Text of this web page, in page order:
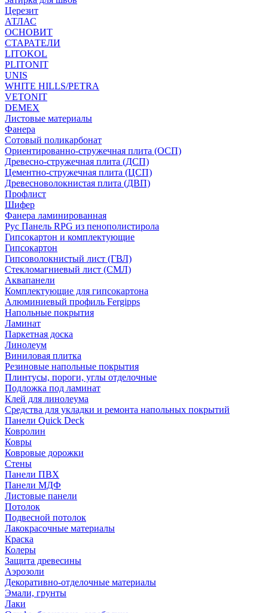
Церезит
АТЛАС
ОСНОВИТ
СТАРАТЕЛИ
LITOKOL
PLITONIT
UNIS
WHITE HILLS/PETRA
VETONIT
DEMEX
Листовые материалы
Фанера
Сотовый поликарбонат
Ориентированно-стружечная плита (ОСП)
Древесно-стружечная плита (ДСП)
Цементно-стружечная плита (ЦСП)
Древесноволокнистая плита (ДВП)
Профлист
Шифер
Фанера ламинированная
Рус Панель RPG из пенополистирола
Гипсокартон и комплектующие
Гипсокартон
Гипсоволокнистый лист (ГВЛ)
Стекломагниевый лист (СМЛ)
Аквапанели
Комплектующие для гипсокартона
Алюминиевый профиль Fergipps
Напольные покрытия
Ламинат
Паркетная доска
Линолеум
Виниловая плитка
Резиновые напольные покрытия
Плинтусы, пороги, углы отделочные
Подложка под ламинат
Клей для линолеума
Средства для укладки и ремонта напольных покрытий
Панели Quick Deck
Ковролин
Ковры
Ковровые дорожки
Стены
Панели ПВХ
Панели МДФ
Листовые панели
Потолок
Подвесной потолок
Лакокрасочные материалы
Краска
Колеры
Защита древесины
Аэрозоли
Декоративно-отделочные материалы
Эмали, грунты
Лаки